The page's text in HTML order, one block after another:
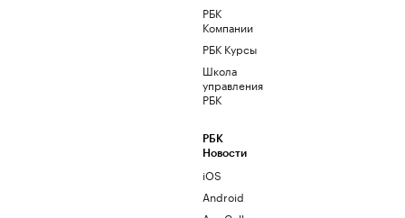
РБК
Компании
РБК Курсы
Школа
управления
РБК
РБК
Новости
iOS
Android